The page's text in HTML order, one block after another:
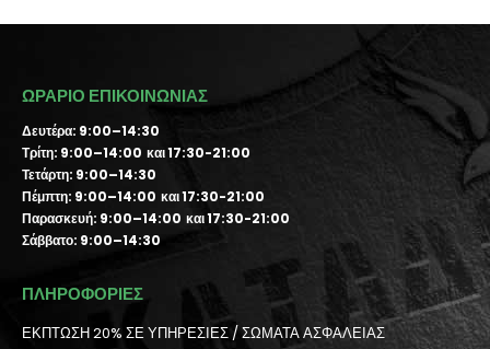
ΩΡΑΡΙΟ ΕΠΙΚΟΙΝΩΝΙΑΣ
Δευτέρα: 9:00–14:30
Τρίτη: 9:00–14:00 και 17:30-21:00
Τετάρτη: 9:00–14:30
Πέμπτη: 9:00–14:00 και 17:30-21:00
Παρασκευή: 9:00–14:00 και 17:30-21:00
Σάββατο: 9:00–14:30
ΠΛΗΡΟΦΟΡΙΕΣ
ΕΚΠΤΩΣΗ 20% ΣΕ ΥΠΗΡΕΣΙΕΣ / ΣΩΜΑΤΑ ΑΣΦΑΛΕΙΑΣ